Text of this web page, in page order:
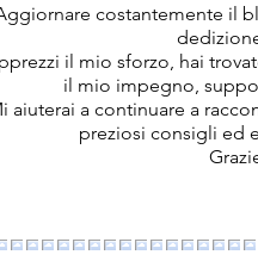
costantemente il
il mio sforzo, hai
il mio impegno,
aiuterai a continuare a
preziosi consigli ed